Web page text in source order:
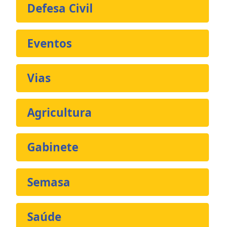
Defesa Civil
Eventos
Vias
Agricultura
Gabinete
Semasa
Saúde